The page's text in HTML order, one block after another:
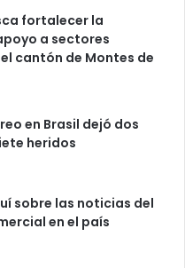
fortalecer la
a sectores
cantón de Montes de
en Brasil dejó dos
heridos
sobre las noticias del
en el país